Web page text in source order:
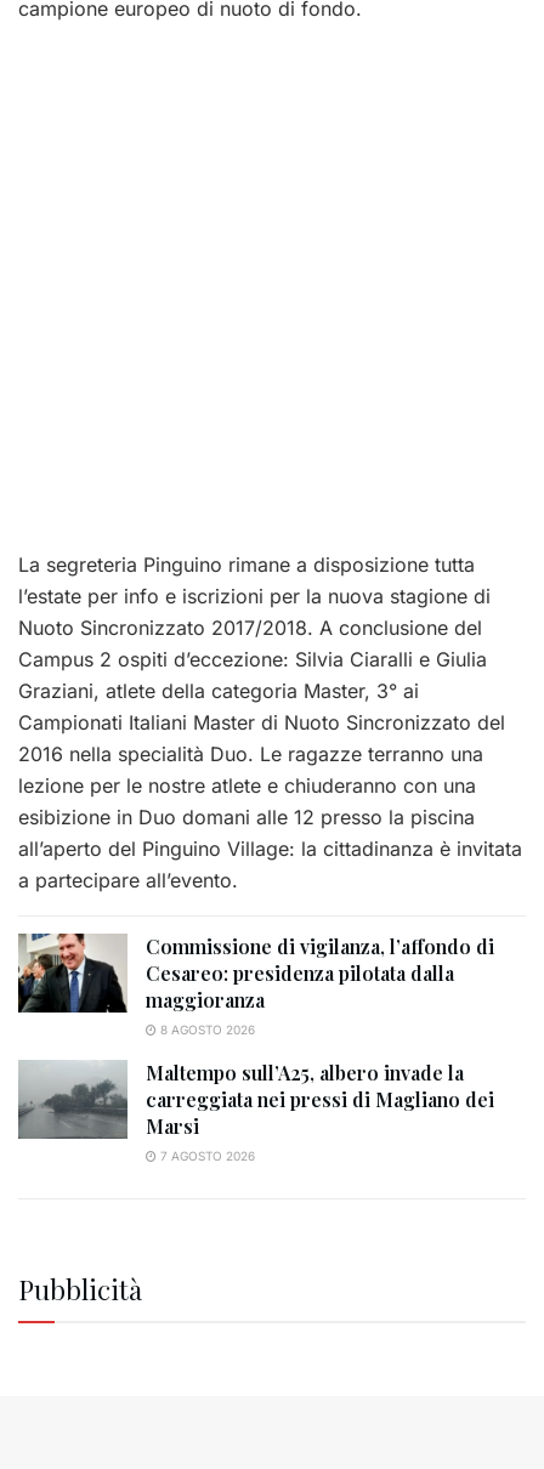
campione europeo di nuoto di fondo.
La segreteria Pinguino rimane a disposizione tutta
l’estate per info e iscrizioni per la nuova stagione di
Nuoto Sincronizzato 2017/2018. A conclusione del
Campus 2 ospiti d’eccezione: Silvia Ciaralli e Giulia
Graziani, atlete della categoria Master, 3° ai
Campionati Italiani Master di Nuoto Sincronizzato del
2016 nella specialità Duo. Le ragazze terranno una
lezione per le nostre atlete e chiuderanno con una
esibizione in Duo domani alle 12 presso la piscina
all’aperto del Pinguino Village: la cittadinanza è invitata
a partecipare all’evento.
Commissione di vigilanza, l’affondo di
Cesareo: presidenza pilotata dalla
maggioranza
8 AGOSTO 2026
Maltempo sull’A25, albero invade la
carreggiata nei pressi di Magliano dei
Marsi
7 AGOSTO 2026
Pubblicità